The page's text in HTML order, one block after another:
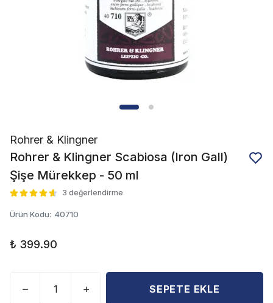
Rohrer & Klingner
Rohrer & Klingner Scabiosa (Iron Gall)
Şişe Mürekkep - 50 ml
3 değerlendirme
Ürün Kodu: 40710
₺ 399.90
SEPETE EKLE